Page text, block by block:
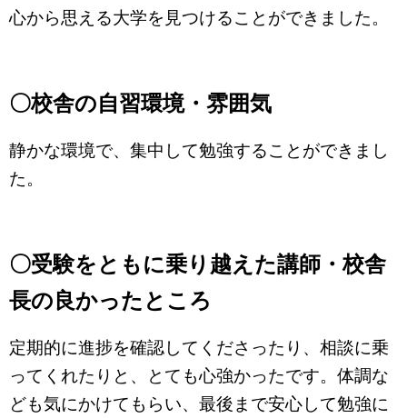
心から思える大学を見つけることができました。
〇校舎の自習環境・雰囲気
静かな環境で、集中して勉強することができまし
た。
〇受験をともに乗り越えた講師・校舎
長の良かったところ
定期的に進捗を確認してくださったり、相談に乗
ってくれたりと、とても心強かったです。体調な
ども気にかけてもらい、最後まで安心して勉強に